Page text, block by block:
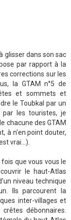
glisser dans son sac
par rapport à la
corrections sur les
la GTAM n°5 de
et sommets et
le Toubkal par un
par les touristes, je
chacune des GTAM
à n'en point douter,
vrai...).
fois que vous vous le
le haut-Atlas
niveau technique
Ils parcourent la
inter-villages et
débonnaires.